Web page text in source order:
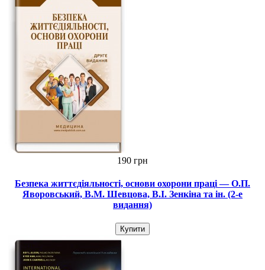
190 грн
Безпека життєдіяльності, основи охорони праці — О.П.
Яворовський, В.М. Шевцова, В.І. Зенкіна та ін. (2-е
видання)
Купити